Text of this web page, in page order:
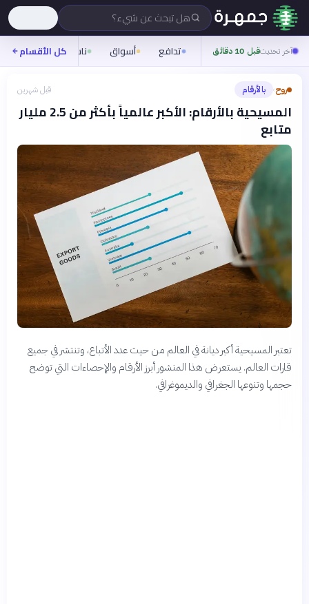
هل تبحث عن شيء؟
آخر تحديثقبل 10 دقائق تدافع أسواق ناس روح
كل الأقسام
روح› بالأرقام قبل شهرين
المسيحية بالأرقام: الأكبر عالمياً بأكثر من 2.5 مليار
متابع
تعتبر المسيحية أكبر ديانة في العالم من حيث عدد الأتباع، وتنتشر في جميع
قارات العالم. يستعرض هذا المنشور أبرز الأرقام والإحصاءات التي توضح
حجمها وتنوعها الجغرافي والديموغرافي.